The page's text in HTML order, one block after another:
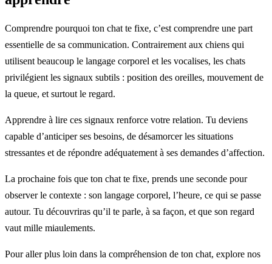
Comprendre pourquoi ton chat te fixe, c’est comprendre une part
essentielle de sa communication. Contrairement aux chiens qui
utilisent beaucoup le langage corporel et les vocalises, les chats
privilégient les signaux subtils : position des oreilles, mouvement de
la queue, et surtout le regard.
Apprendre à lire ces signaux renforce votre relation. Tu deviens
capable d’anticiper ses besoins, de désamorcer les situations
stressantes et de répondre adéquatement à ses demandes d’affection.
La prochaine fois que ton chat te fixe, prends une seconde pour
observer le contexte : son langage corporel, l’heure, ce qui se passe
autour. Tu découvriras qu’il te parle, à sa façon, et que son regard
vaut mille miaulements.
Pour aller plus loin dans la compréhension de ton chat, explore nos